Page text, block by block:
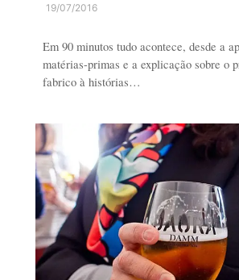
19/07/2016
Em 90 minutos tudo acontece, desde a
matérias-primas e a explicação sobre o
fabrico à histórias…